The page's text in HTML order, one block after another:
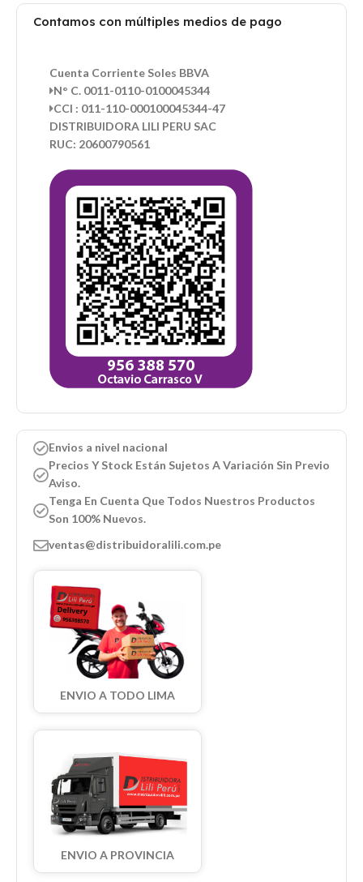
Contamos con múltiples medios de pago
Cuenta Corriente Soles BBVA
N° C. 0011-0110-0100045344
CCI : 011-110-000100045344-47
DISTRIBUIDORA LILI PERU SAC
RUC: 20600790561
Envios a nivel nacional
Precios Y Stock Están Sujetos A Variación Sin Previo
Aviso.
Tenga En Cuenta Que Todos Nuestros Productos
Son 100% Nuevos.
ventas@distribuidoralili.com.pe
ENVIO A TODO LIMA
ENVIO A PROVINCIA